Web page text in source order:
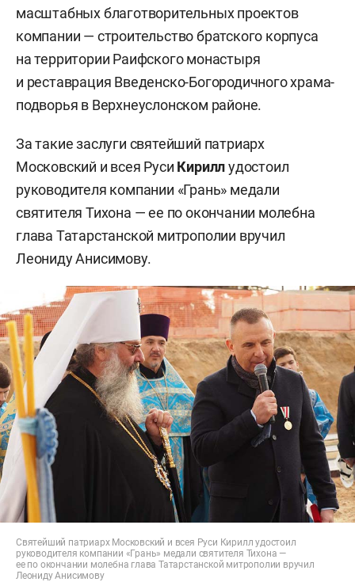
масштабных благотворительных проектов
компании — строительство братского корпуса
на территории Раифского монастыря
и реставрация Введенско-Богородичного храма-
подворья в Верхнеуслонском районе.
За такие заслуги святейший патриарх
Московский и всея Руси Кириллудостоил
руководителя компании «Грань» медали
святителя Тихона — ее по окончании молебна
глава Татарстанской митрополии вручил
Леониду Анисимову.
Святейший патриарх Московский и всея Руси Кирилл удостоил
руководителя компании «Грань» медали святителя Тихона —
ее по окончании молебна глава Татарстанской митрополии вручил
Леониду Анисимову